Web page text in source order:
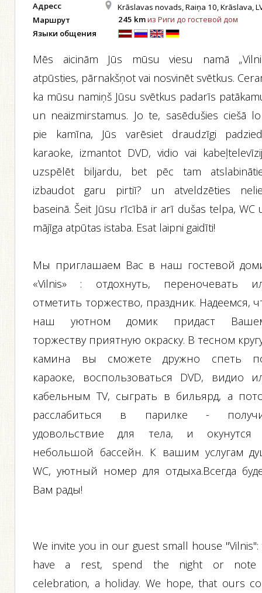
Адресс Krāslavas novads, Raiņa 10, Krāslava,
Маршрут 245 kmиз Риги до гостевой дом
Языки общения
Mēs aicinām Jūs mūsu viesu namā
atpūsties, pārnakšņot vai nosvinēt svētkus.
ka mūsu namiņš Jūsu svētkus padarīs
un neaizmirstamus. Jo te, sasēdušies ciešā
pie kamīna, Jūs varēsiet draudzīgi
karaoke, izmantot DVD, vidio vai
uzspēlēt biljardu, bet pēc tam
izbaudot garu pirtiī? un atveldzēties
baseinā. Šeit Jūsu rīcībā ir arī dušas telpa, WC
mājīga atpūtas istaba. Esat laipni gaidīti!
Мы приглашаем Вас в наш гостевой
«Vilnis» : отдохнуть, переночевать
отметить торжество, праздник. Надеемся,
наш уютном домик придаст
торжеству приятную окраску. В тесном
камина вы сможете дружно спеть
караоке, воспользоваться DVD, видио
кабельным ТV, сыграть в бильярд, а
расслабиться в парилке -
удовольствие для тела, и
небольшой бассейн. К вашим услугам
WC, уютный номер для отдыха.Всегда
Вам рады!
We invite you in our guest small house
have a rest, spend the night or
celebration, a holiday. We hope, that ours